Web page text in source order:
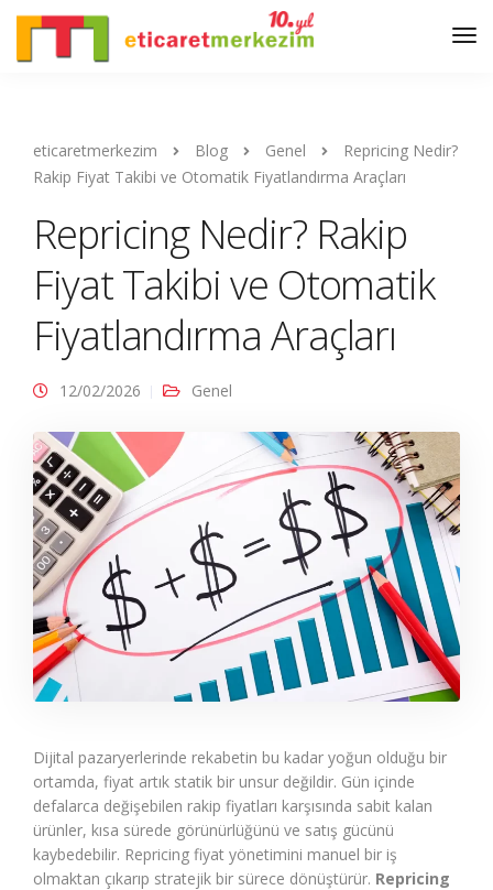
eticaretmerkezim Blog Genel
Repricing Nedir?
Rakip Fiyat Takibi ve Otomatik Fiyatlandırma Araçları
Repricing Nedir? Rakip
Fiyat Takibi ve Otomatik
Fiyatlandırma Araçları
12/02/2026 Genel
Dijital pazaryerlerinde rekabetin bu kadar yoğun olduğu bir
ortamda, fiyat artık statik bir unsur değildir. Gün içinde
defalarca değişebilen rakip fiyatları karşısında sabit kalan
ürünler, kısa sürede görünürlüğünü ve satış gücünü
kaybedebilir. Repricing fiyat yönetimini manuel bir iş
olmaktan çıkarıp stratejik bir sürece dönüştürür. Repricing